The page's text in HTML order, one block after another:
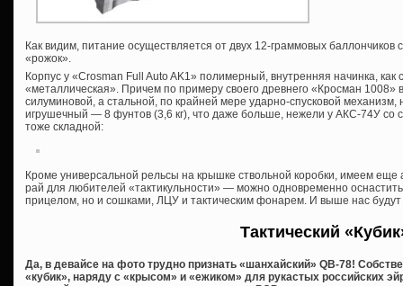
Как видим, питание осуществляется от двух 12-граммовых
«рожок».
Корпус у «Crosman Full Auto AK1» полимерный, внутренняя начинка, как
«металлическая». Причем по примеру своего древнего «Кросман
силуминовой, а стальной, по крайней мере ударно-спусковой механизм,
игрушечный — 8 фунтов (3,6 кг), что даже больше, нежели у АКС-74У со
тоже складной:
Кроме универсальной рельсы на крышке ствольной коробки, имеем
рай для любителей «тактикульности» — можно одновременно
прицелом, но и сошками, ЛЦУ и тактическим фонарем. И выше нас будут
Тактический
Да, в девайсе на фото трудно признать «шанхайский» QB-78!
«кубик», наряду с «крысом» и «ежиком» для рукастых российских